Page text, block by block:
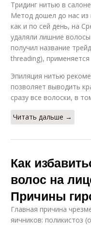
Тридинг нитью в
Метод дошел до нас из
как и по сей день, на
удаляли лишние
получил название
threading),
Эпиляция нитью
позволяет выводить
сразу все волоски, в
Читать дальше →
Как
волос на
Причины
Главная причина
яичников: поликистоз